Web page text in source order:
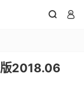
 
2018.06